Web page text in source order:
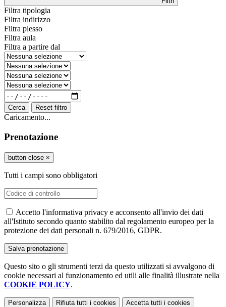
Filtra tipologia
Filtra indirizzo
Filtra plesso
Filtra aula
Filtra a partire dal
Cerca Reset filtro
Caricamento...
Prenotazione
button close ×
Tutti i campi sono obbligatori
Accetto l'informativa privacy e acconsento all'invio dei dati
all'Istituto secondo quanto stabilito dal regolamento europeo per la
protezione dei dati personali n. 679/2016, GDPR.
Questo sito o gli strumenti terzi da questo utilizzati si avvalgono di
cookie necessari al funzionamento ed utili alle finalità illustrate nella
COOKIE POLICY.
Personalizza Rifiuta tutti i cookies Accetta tutti i cookies